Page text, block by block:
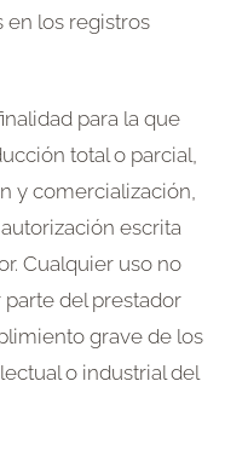
en los registros
para la que
total o parcial,
y comercialización,
escrita
Cualquier uso no
del prestador
grave de los
o industrial del